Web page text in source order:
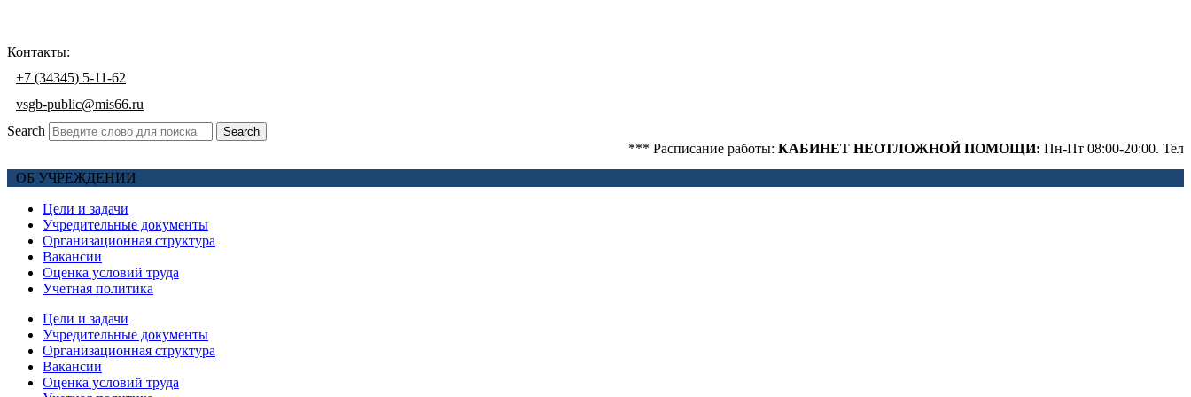
Контакты:
+7 (34345) 5-11-62
vsgb-public@mis66.ru
Search
Search
*** Расписание работы:КАБИНЕТ НЕОТЛОЖНОЙ ПОМОЩИ:Пн-Пт 08:00-20:00. Тел. 8
ОБ УЧРЕЖДЕНИИ
Цели и задачи
Учредительные документы
Организационная структура
Вакансии
Оценка условий труда
Учетная политика
Цели и задачи
Учредительные документы
Организационная структура
Вакансии
Оценка условий труда